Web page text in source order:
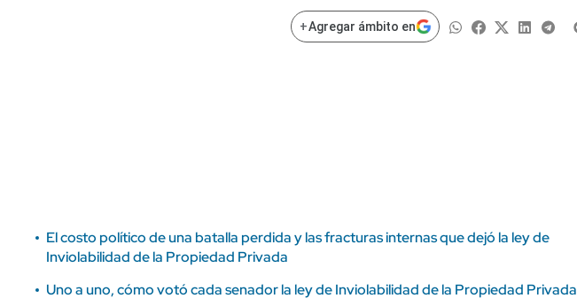
POLÍTICA +Agregar ámbito en
El costo político de una batalla perdida y las fracturas internas que dejó la ley de
Inviolabilidad de la Propiedad Privada
Uno a uno, cómo votó cada senador la ley de Inviolabilidad de la Propiedad Privada